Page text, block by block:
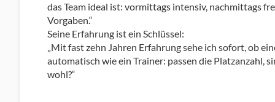
das Team ideal ist: vormittags intensiv, nachmittags
Vorgaben.“
Seine Erfahrung ist ein Schlüssel:
„Mit fast zehn Jahren Erfahrung sehe ich sofort, ob
automatisch wie ein Trainer: passen die Platzanzahl,
wohl?“